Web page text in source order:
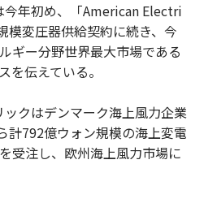
今年初め、「American Electri
模変圧器供給契約に続き、今
ギー分野世界最大市場である
を伝えている。
クはデンマーク海上風力企業
計792億ウォン規模の海上変電
受注し、欧州海上風力市場に